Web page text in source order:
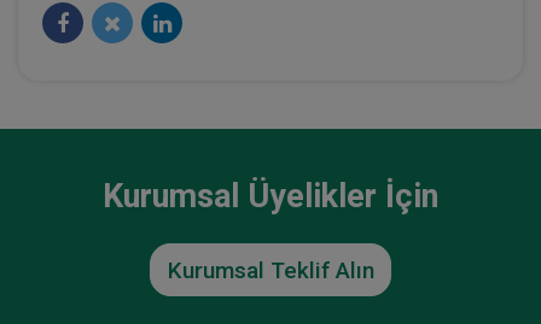
Kurumsal Üyelikler İçin
Kurumsal Teklif Alın